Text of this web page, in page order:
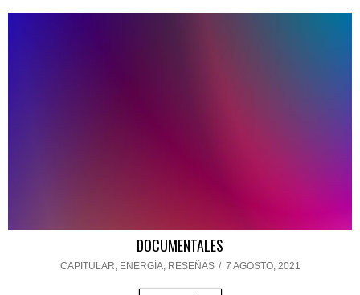
DOCUMENTALES
CAPITULAR, ENERGÍA, RESEÑAS / 7 AGOSTO, 2021